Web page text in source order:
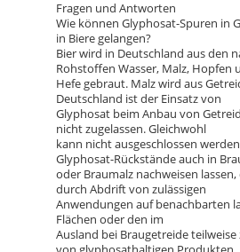
Fragen und Antworten
Wie können Glyphosat-Spuren in
in Biere gelangen?
Bier wird in Deutschland aus den
Rohstoffen Wasser, Malz, Hopfen
Hefe gebraut. Malz wird aus
Deutschland ist der Einsatz von
Glyphosat beim Anbau von
nicht zugelassen. Gleichwohl
kann nicht ausgeschlossen
Glyphosat-Rückstände auch in
oder Braumalz nachweisen
durch Abdrift von zulässigen
Anwendungen auf benachbarten
Flächen oder den im
Ausland bei Braugetreide teilweise